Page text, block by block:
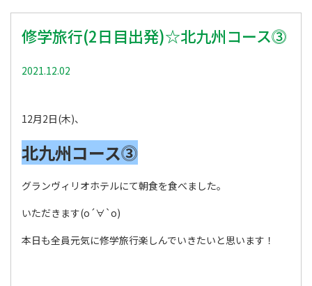
修学旅行(2日目出発)☆北九州コース⓷
2021.12.02
12月2日(木)、
北九州コース⓷
グランヴィリオホテルにて朝食を食べました。
いただきます(о´∀`о)
本日も全員元気に修学旅行楽しんでいきたいと思います！